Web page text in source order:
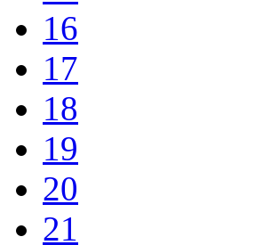
16
17
18
19
20
21